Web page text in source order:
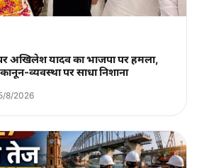
अखिलेश यादव का भाजपा पर हमला,
व्यवस्था पर साधा निशाना
8/2026